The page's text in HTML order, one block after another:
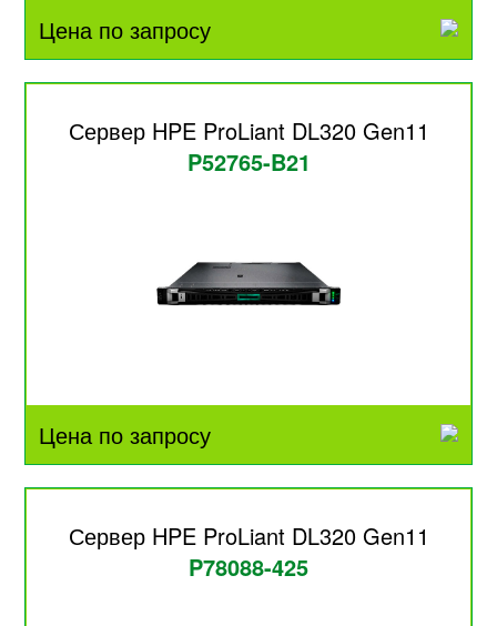
Цена по запросу
Сервер HPE ProLiant DL320 Gen11
P52765-B21
Цена по запросу
Сервер HPE ProLiant DL320 Gen11
P78088-425